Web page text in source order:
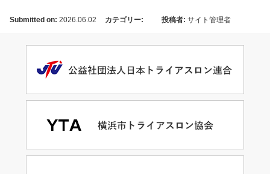
Submitted on: 2026.06.02 カテゴリー: 投稿者: サイト管理者